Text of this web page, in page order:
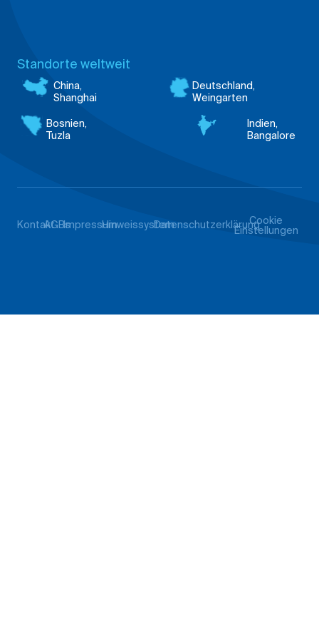
Standorte weltweit
China,
Shanghai
Deutschland,
Weingarten
Bosnien,
Tuzla
Indien,
Bangalore
KontaktAGBsImpressumHinweissystemDatenschutzerklärungCookie
Einstellungen